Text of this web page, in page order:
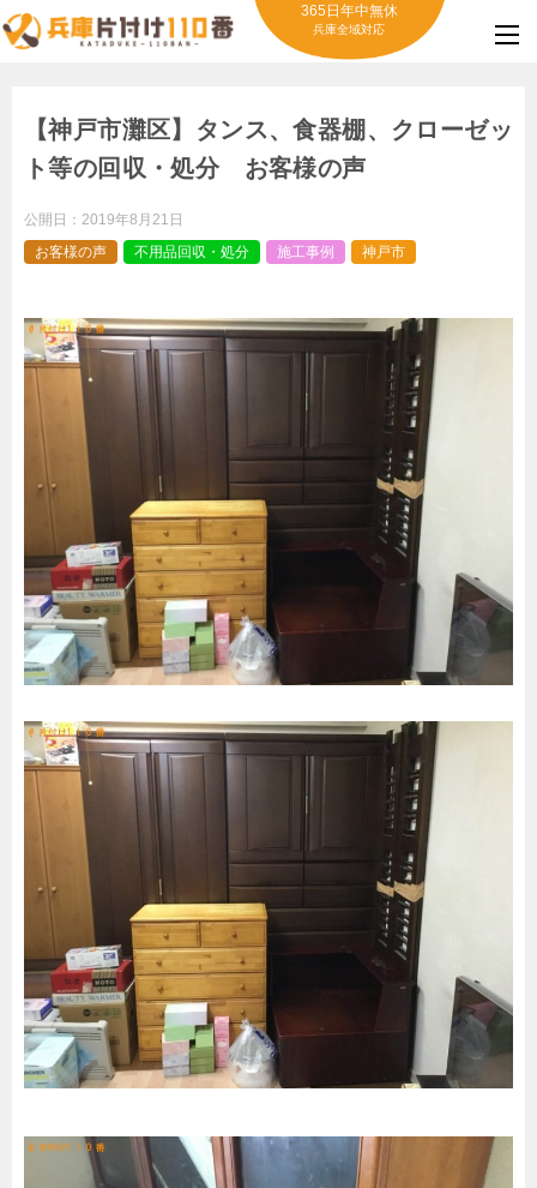
365日年中無休
兵庫全域対応
【神戸市灘区】タンス、食器棚、クローゼッ
ト等の回収・処分 お客様の声
公開日： 2019年8月21日
お客様の声
不用品回収・処分 施工事例 神戸市